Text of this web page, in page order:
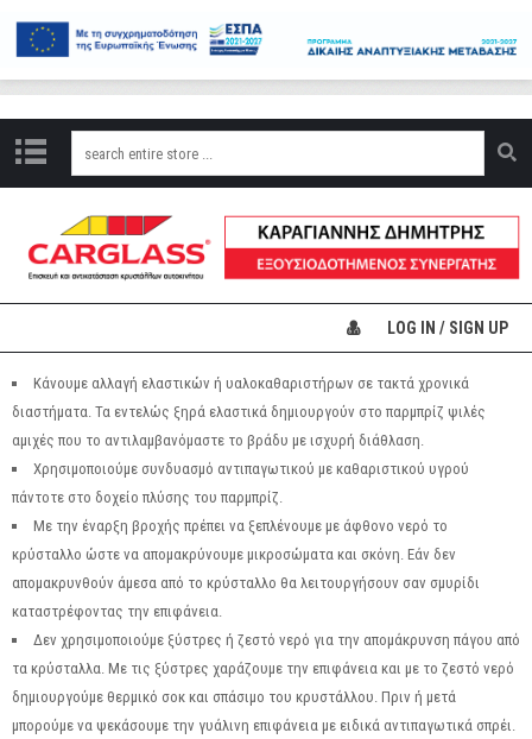
Ε
Τ
Α
Ι
Ι
Ε
Έ
Μ
LOG IN / SIGN UP
Κάνουμε αλλαγή ελαστικών ή υαλοκαθαριστήρων σε τακτά χρονικά
διαστήματα. Τα εντελώς ξηρά ελαστικά δημιουργούν στο παρμπρίζ ψιλές
αμιχές που το αντιλαμβανόμαστε το βράδυ με ισχυρή διάθλαση.
Χρησιμοποιούμε συνδυασμό αντιπαγωτικού με καθαριστικού υγρού
πάντοτε στο δοχείο πλύσης του παρμπρίζ.
Με την έναρξη βροχής πρέπει να ξεπλένουμε με άφθονο νερό το
κρύσταλλο ώστε να απομακρύνουμε μικροσώματα και σκόνη. Εάν δεν
απομακρυνθούν άμεσα από το κρύσταλλο θα λειτουργήσουν σαν σμυρίδι
καταστρέφοντας την επιφάνεια.
Δεν χρησιμοποιούμε ξύστρες ή ζεστό νερό για την απομάκρυνση πάγου από
τα κρύσταλλα. Με τις ξύστρες χαράζουμε την επιφάνεια και με το ζεστό νερό
δημιουργούμε θερμικό σοκ και σπάσιμο του κρυστάλλου. Πριν ή μετά
μπορούμε να ψεκάσουμε την γυάλινη επιφάνεια με ειδικά αντιπαγωτικά σπρέι.